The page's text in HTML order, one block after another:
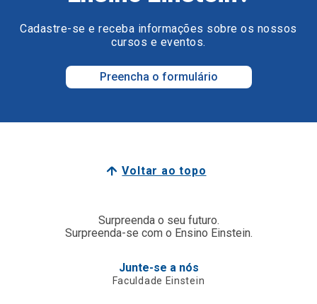
Cadastre-se e receba informações sobre os nossos
cursos e eventos.
Preencha o formulário
Voltar ao topo
Surpreenda o seu futuro.
Surpreenda-se com o Ensino Einstein.
Junte-se a nós
Faculdade Einstein